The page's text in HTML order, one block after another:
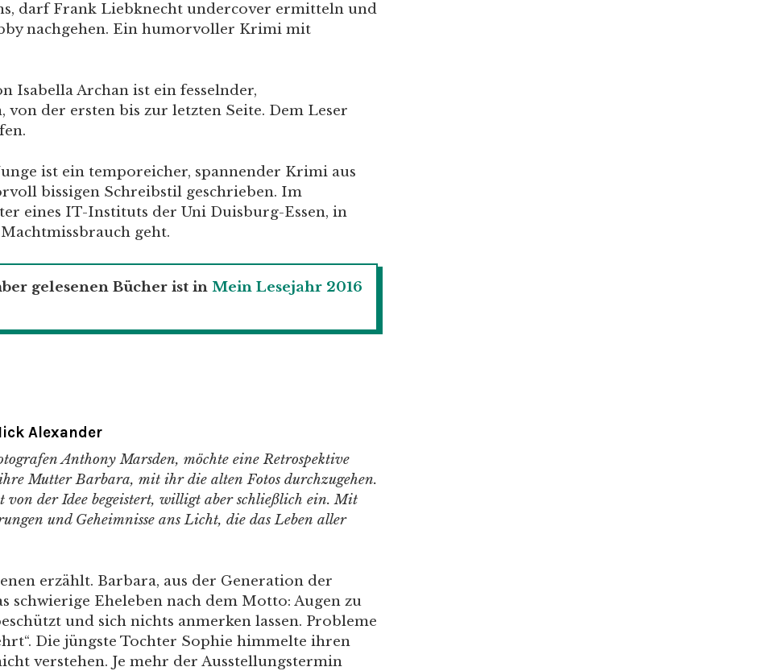
darf Frank Liebknecht undercover ermitteln und
nachgehen. Ein humorvoller Krimi mit
Isabella Archan ist ein fesselnder,
der ersten bis zur letzten Seite. Dem Leser
ist ein temporeicher, spannender Krimi aus
bissigen Schreibstil geschrieben. Im
eines IT-Instituts der Uni Duisburg-Essen, in
geht.
gelesenen Bücher ist in Mein Lesejahr 2016
Alexander
Anthony Marsden, möchte eine Retrospektive
Mutter Barbara, mit ihr die alten Fotos durchzugehen.
der Idee begeistert, willigt aber schließlich ein. Mit
und Geheimnisse ans Licht, die das Leben aller
erzählt. Barbara, aus der Generation der
schwierige Eheleben nach dem Motto: Augen zu
und sich nichts anmerken lassen. Probleme
Die jüngste Tochter Sophie himmelte ihren
verstehen. Je mehr der Ausstellungstermin